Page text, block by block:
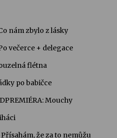
integrační festival Quijotova
ve Stromovce: Kolchoz a
nám zbylo z lásky
večerce + delegace
flétna
po babičce
Mouchy
Přísahám, že za to nemůžu